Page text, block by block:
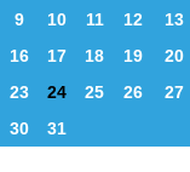
9 10 11 12 13
16 17 18 19 20
23 24 25 26 27
30 31